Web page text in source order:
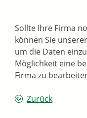
Sollte Ihre Firma
können Sie
um die Daten
Möglichkeit eine
Firma zu
Zurück